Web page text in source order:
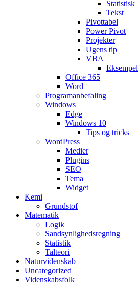
Statistisk
Tekst
Pivottabel
Power Pivot
Projekter
Ugens tip
VBA
Eksempel
Office 365
Word
Programanbefaling
Windows
Edge
Windows 10
Tips og tricks
WordPress
Medier
Plugins
SEO
Tema
Widget
Kemi
Grundstof
Matematik
Logik
Sandsynlighedsregning
Statistik
Talteori
Naturvidenskab
Uncategorized
Videnskabsfolk